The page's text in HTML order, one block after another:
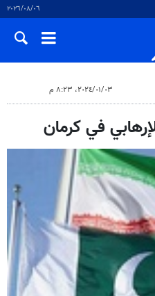
٠٦‏/٠٨‏/٢٠٢٦
٠٣‏/٠١‏/٢٠٢٤، ٨:٢٣ م
في كرمان